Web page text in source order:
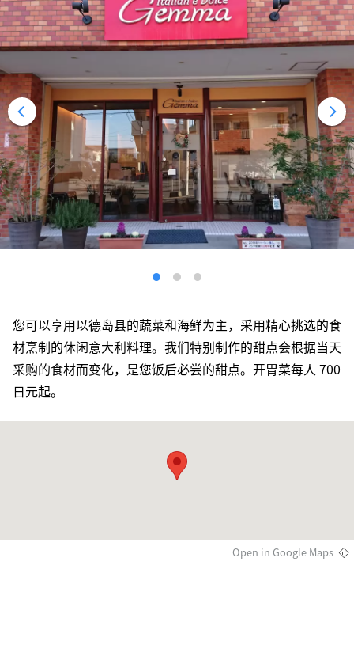
您可以享用以德岛县的蔬菜和海鲜为主，采用精心挑选的食
材烹制的休闲意大利料理。我们特别制作的甜点会根据当天
采购的食材而变化，是您饭后必尝的甜点。开胃菜每人 700
日元起。
Open in Google Maps